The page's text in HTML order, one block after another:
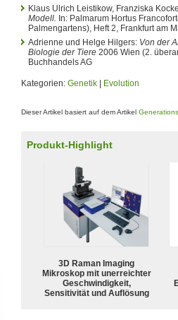
Klaus Ulrich Leistikow, Franziska
Modell. In: Palmarum Hortus
Palmengartens), Heft 2, Frankfurt am
Adrienne und Helge Hilgers: Von der
Biologie der Tiere 2006 Wien (2.
Buchhandels AG
Kategorien: Genetik | Evolution
Dieser Artikel basiert auf dem Artikel
Produkt-Highlight
3D Raman Imaging
Mikroskop mit unerreichter
Geschwindigkeit,
Sensitivität und Auflösung